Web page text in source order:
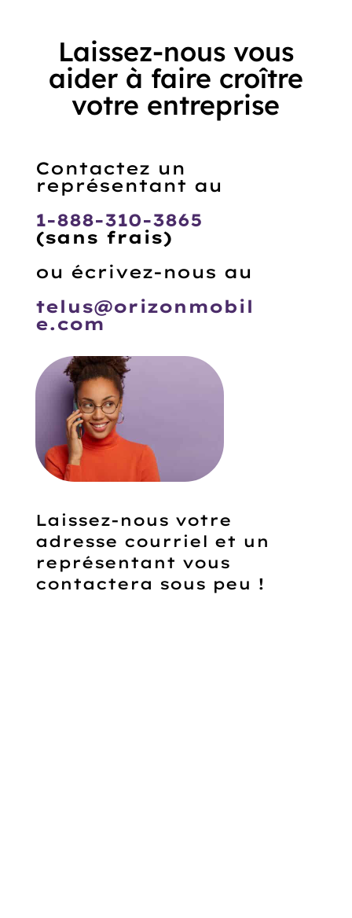
Laissez-nous vous
aider à faire croître
votre entreprise
Contactez un
représentant au
1-888-310-3865
(sans frais)
ou écrivez-nous au
telus@orizonmobil
e.com
Laissez-nous votre
adresse courriel et un
représentant vous
contactera sous peu !